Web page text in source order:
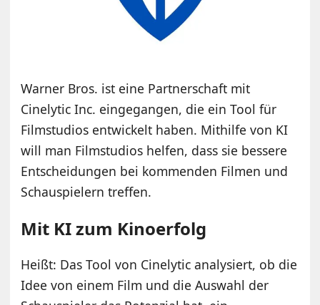
Warner Bros. ist eine Partnerschaft mit
Cinelytic Inc. eingegangen, die ein Tool für
Filmstudios entwickelt haben. Mithilfe von KI
will man Filmstudios helfen, dass sie bessere
Entscheidungen bei kommenden Filmen und
Schauspielern treffen.
Mit KI zum Kinoerfolg
Heißt: Das Tool von Cinelytic analysiert, ob die
Idee von einem Film und die Auswahl der